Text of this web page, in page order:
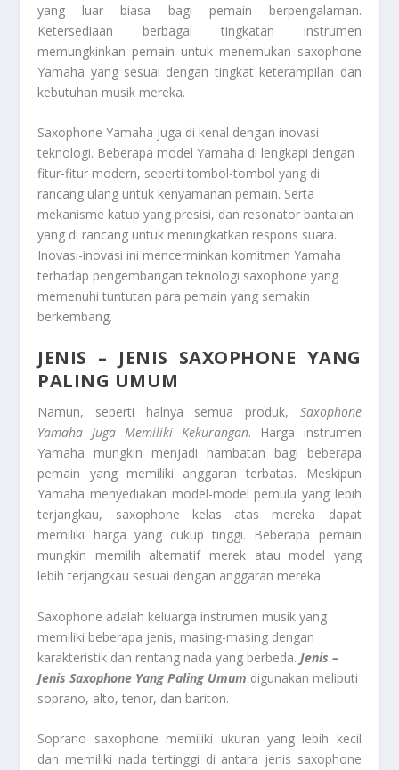
yang luar biasa bagi pemain berpengalaman.
Ketersediaan berbagai tingkatan instrumen
memungkinkan pemain untuk menemukan saxophone
Yamaha yang sesuai dengan tingkat keterampilan dan
kebutuhan musik mereka.
Saxophone Yamaha juga di kenal dengan inovasi
teknologi. Beberapa model Yamaha di lengkapi dengan
fitur-fitur modern, seperti tombol-tombol yang di
rancang ulang untuk kenyamanan pemain. Serta
mekanisme katup yang presisi, dan resonator bantalan
yang di rancang untuk meningkatkan respons suara.
Inovasi-inovasi ini mencerminkan komitmen Yamaha
terhadap pengembangan teknologi saxophone yang
memenuhi tuntutan para pemain yang semakin
berkembang.
JENIS – JENIS SAXOPHONE YANG
PALING UMUM
Namun, seperti halnya semua produk, Saxophone
Yamaha Juga Memiliki Kekurangan. Harga instrumen
Yamaha mungkin menjadi hambatan bagi beberapa
pemain yang memiliki anggaran terbatas. Meskipun
Yamaha menyediakan model-model pemula yang lebih
terjangkau, saxophone kelas atas mereka dapat
memiliki harga yang cukup tinggi. Beberapa pemain
mungkin memilih alternatif merek atau model yang
lebih terjangkau sesuai dengan anggaran mereka.
Saxophone adalah keluarga instrumen musik yang
memiliki beberapa jenis, masing-masing dengan
karakteristik dan rentang nada yang berbeda. Jenis –
Jenis Saxophone Yang Paling Umum digunakan meliputi
soprano, alto, tenor, dan bariton.
Soprano saxophone memiliki ukuran yang lebih kecil
dan memiliki nada tertinggi di antara jenis saxophone